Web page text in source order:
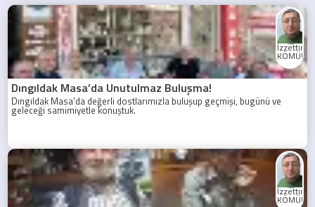
Dıngıldak Masa’da Unutulmaz Buluşma!
Dıngıldak Masa'da değerli dostlarımızla buluşup geçmişi, bugünü ve
geleceği samimiyetle konuştuk.
İzzettin
İzzettin